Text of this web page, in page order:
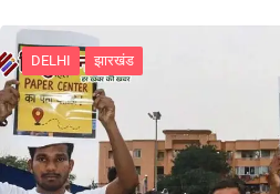
DELHI झारखंड